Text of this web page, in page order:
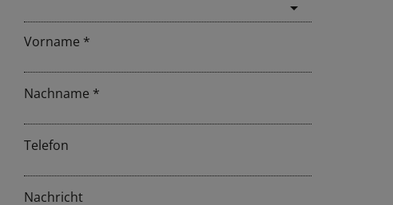
Vorname
Nachname
Telefon
Nachricht